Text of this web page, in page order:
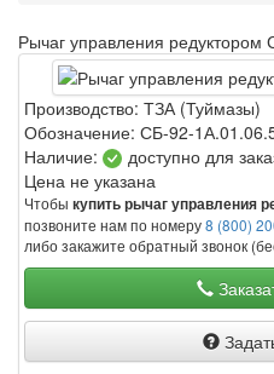
Рычаг управления
Производство: ТЗА (Туймазы)
Обозначение: СБ-92-
Наличие:
доступно для
Цена не указана
Чтобы купить рычаг управления
позвоните нам по номеру8 (800)
либо закажите обратный звонок